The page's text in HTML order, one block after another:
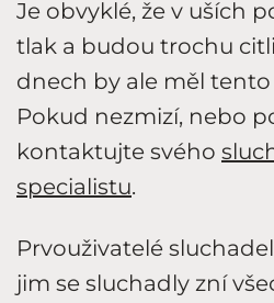
Je obvyklé, že v uších
tlak a budou trochu
dnech by ale měl
Pokud nezmizí, nebo
kontaktujte svého
specialistu.
Prvouživatelé
jim se sluchadly zní